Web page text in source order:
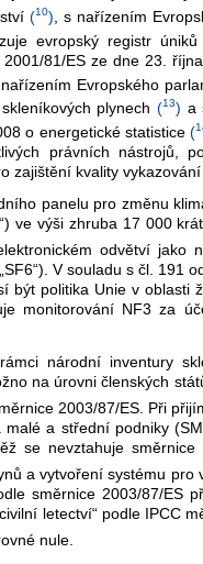
(10) , s nařízením
evropský registr
81/ES ze dne 23.
nařízením Evropského
plynech (13) a
o energetické statistice(
právních nástrojů,
zajištění kvality
panelu pro změnu
ve výši zhruba 17 000
odvětví jako
V souladu s čl. 191
být politika Unie v
monitorování NF3 za
národní inventury
na úrovni členských
2003/87/ES. Při
a střední podniky
se nevztahuje směrnice
a vytvoření systému
směrnice 2003/87/ES
letectví“ podle IPCC
nule.